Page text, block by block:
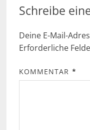
Schreibe
Deine E-Mail-
Erforderliche
KOMMENTAR *